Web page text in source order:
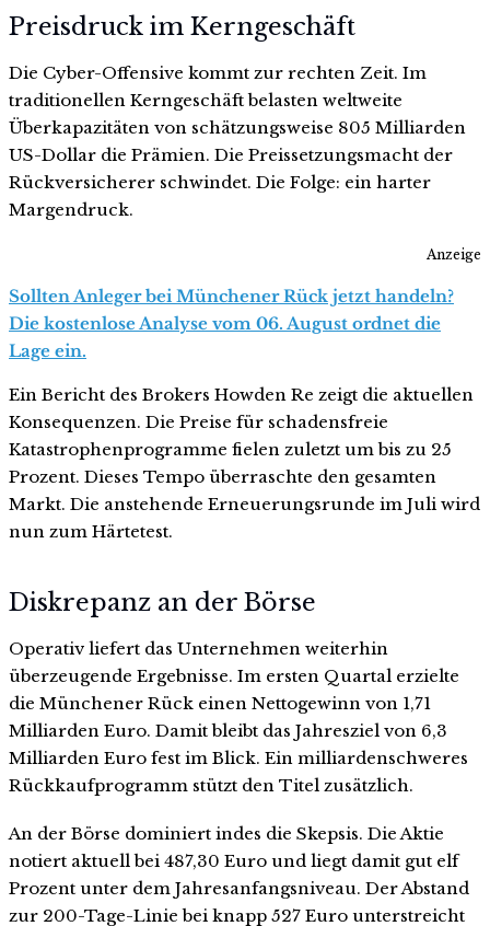
Preisdruck im Kerngeschäft
Die Cyber-Offensive kommt zur rechten Zeit. Im
traditionellen Kerngeschäft belasten weltweite
Überkapazitäten von schätzungsweise 805 Milliarden
US-Dollar die Prämien. Die Preissetzungsmacht der
Rückversicherer schwindet. Die Folge: ein harter
Margendruck.
Anzeige
Sollten Anleger bei Münchener Rück jetzt handeln?
Die kostenlose Analyse vom 06. August ordnet die
Lage ein.
Ein Bericht des Brokers Howden Re zeigt die aktuellen
Konsequenzen. Die Preise für schadensfreie
Katastrophenprogramme fielen zuletzt um bis zu 25
Prozent. Dieses Tempo überraschte den gesamten
Markt. Die anstehende Erneuerungsrunde im Juli wird
nun zum Härtetest.
Diskrepanz an der Börse
Operativ liefert das Unternehmen weiterhin
überzeugende Ergebnisse. Im ersten Quartal erzielte
die Münchener Rück einen Nettogewinn von 1,71
Milliarden Euro. Damit bleibt das Jahresziel von 6,3
Milliarden Euro fest im Blick. Ein milliardenschweres
Rückkaufprogramm stützt den Titel zusätzlich.
An der Börse dominiert indes die Skepsis. Die Aktie
notiert aktuell bei 487,30 Euro und liegt damit gut elf
Prozent unter dem Jahresanfangsniveau. Der Abstand
zur 200-Tage-Linie bei knapp 527 Euro unterstreicht